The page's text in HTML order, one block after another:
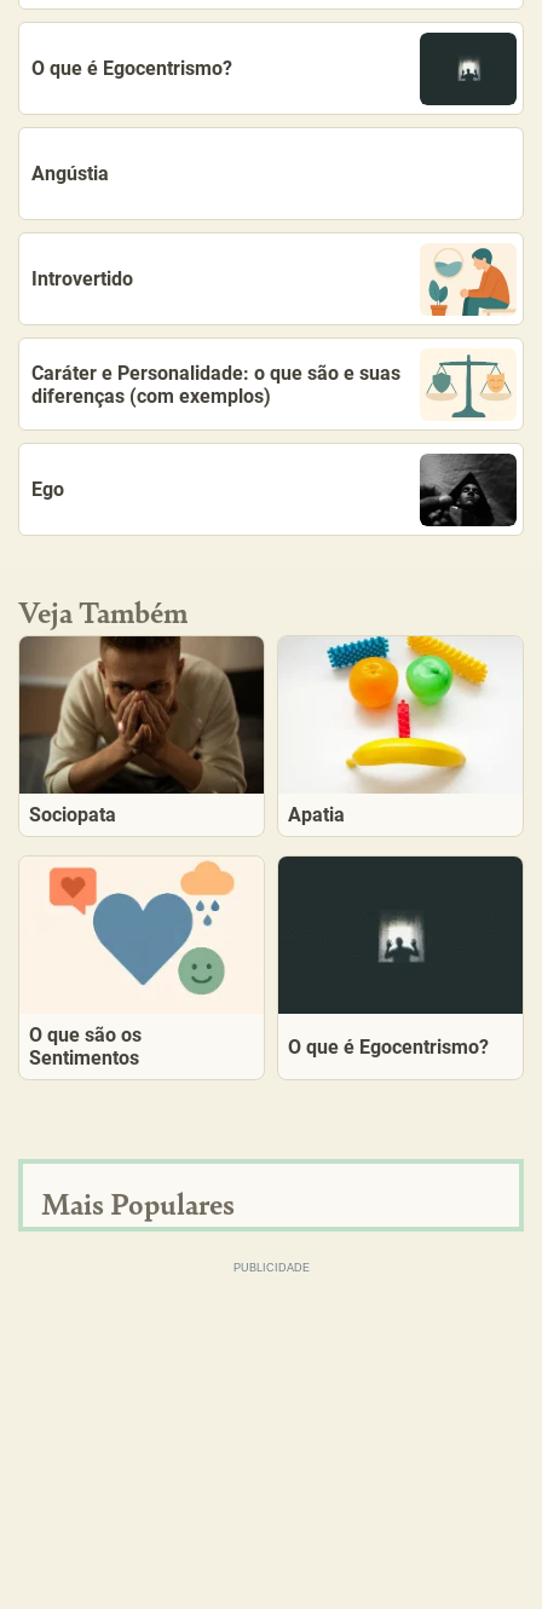
O que é Egocentrismo?
Angústia
Introvertido
Caráter e Personalidade: o que são e suas
diferenças (com exemplos)
Ego
Veja Também
Sociopata Apatia
O que são os
Sentimentos
O que é Egocentrismo?
Mais Populares